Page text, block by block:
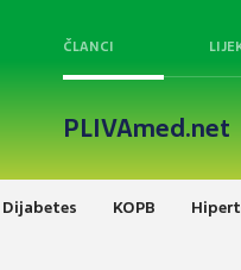
ČLANCI
PLIVAmed.net
Dijabetes KOPB